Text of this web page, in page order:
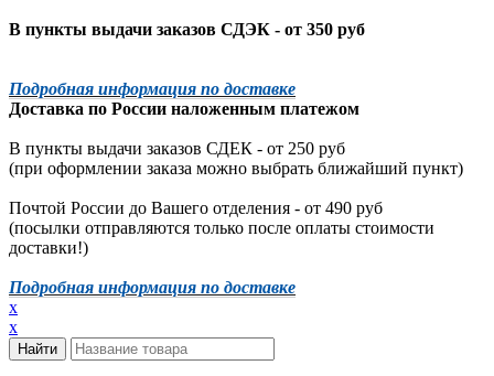
В пункты выдачи заказов СДЭК - от 350 руб
Подробная информация по доставке
Доставка по России наложенным платежом
В пункты выдачи заказов СДЕК - от 250 руб
(при оформлении заказа можно выбрать ближайший пункт)
Почтой России до Вашего отделения - от 490 руб
(посылки отправляются только после оплаты стоимости
доставки!)
Подробная информация по доставке
x
x